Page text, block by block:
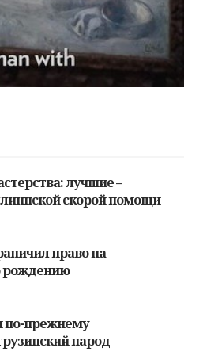
лучшие –
скорой помощи
право на
рождению
по-прежнему
народ